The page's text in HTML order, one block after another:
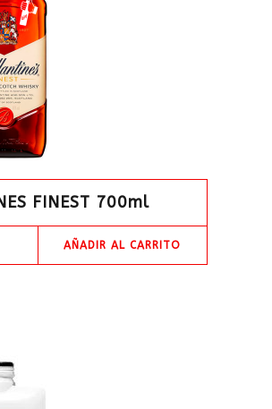
FINEST 700ml
AÑADIR AL CARRITO